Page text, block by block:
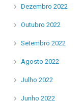
Dezembro 2022
Outubro 2022
Setembro 2022
Agosto 2022
Julho 2022
Junho 2022